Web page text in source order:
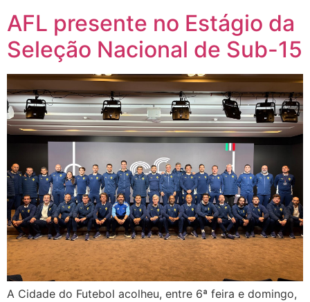
AFL presente no Estágio da
Seleção Nacional de Sub-15
A Cidade do Futebol acolheu, entre 6ª feira e domingo,